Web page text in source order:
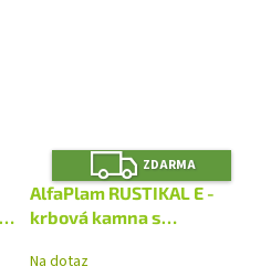
Z
D
A
R
M
ZDARMA
AlfaPlam RUSTIKAL E -
krbová kamna s
Na dotaz